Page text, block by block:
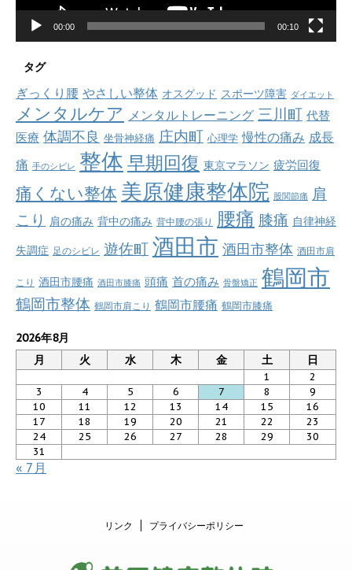
00:00 00:10
タグ
ぎっくり腰 やさしい整体 オスグッド スポーツ障害 ダイエット
メンタルケア メンタルトレーニング 三川町 代替
医療 体調不良 坐骨神経痛 庄内町 心理学 慢性の痛み 成長
痛 手のシビレ 整体 早期回復 東京マラソン 疲労回復
痛くない整体 美原健康整体院 股関節痛 肩
こり 肩の痛み 背中の痛み 背中腰の張り 腰痛 膝痛 自律神経
失調症 足のシビレ 遊佐町 酒田市 酒田市整体 酒田市肩
こり 酒田市腰痛 酒田市膝痛 頭痛 首の痛み 骨盤矯正 鶴岡市
鶴岡市整体 鶴岡市肩こり 鶴岡市腰痛 鶴岡市膝痛
2026年8月
月
火 水 木 金 土 日
1
2
3
4 5 6 7 8
9
10
11 12 13 14 15
16
17
18 19 20 21 22
23
24
25 26 27 28 29
30
31
« 7月
リンク プライバシーポリシー